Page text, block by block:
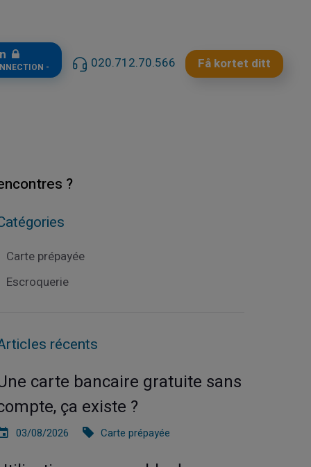
- 020.712.70.566 Få kortet ditt
?
Carte prépayée
Escroquerie
récents
carte bancaire gratuite sans
ça existe ?
03/08/2026 Carte prépayée